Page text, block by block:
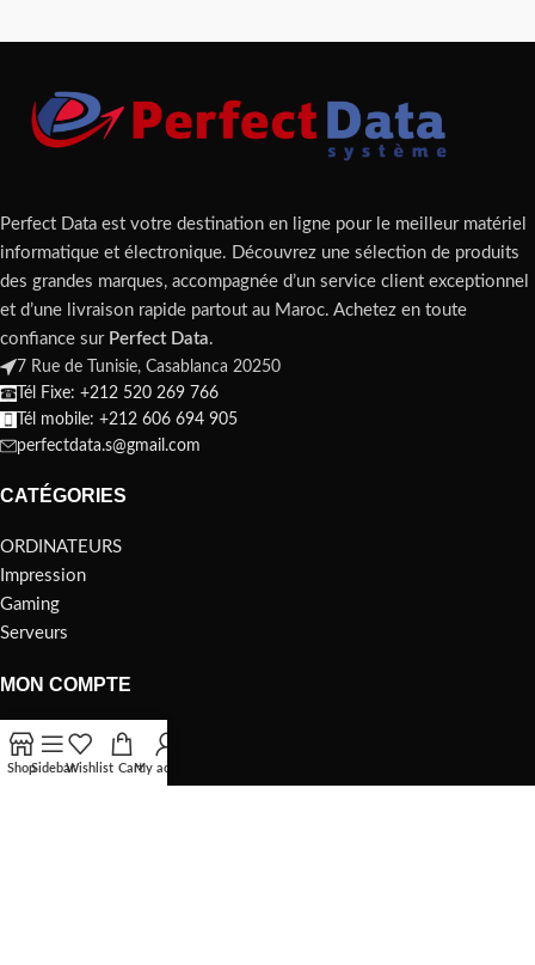
Perfect Data est votre destination en ligne pour le meilleur matériel
informatique et électronique. Découvrez une sélection de produits
des grandes marques, accompagnée d’un service client exceptionnel
et d’une livraison rapide partout au Maroc. Achetez en toute
confiance sur Perfect Data.
7 Rue de Tunisie, Casablanca 20250
Tél Fixe: +212 520 269 766
Tél mobile: +212 606 694 905
perfectdata.s@gmail.com
CATÉGORIES
ORDINATEURS
Impression
Gaming
Serveurs
MON COMPTE
ORDINATEURS
Impression
ShopSidebarWishlist CartMy account